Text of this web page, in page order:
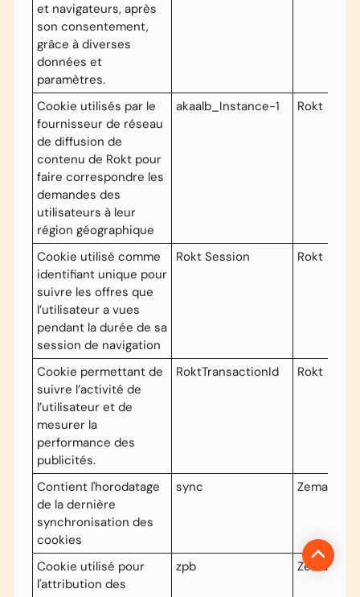
et navigateurs, après
son consentement,
grâce à diverses
données et
paramètres.
Cookie utilisés par le
fournisseur de réseau
de diffusion de
contenu de Rokt pour
faire correspondre les
demandes des
utilisateurs à leur
région géographique
akaalb_Instance-1 Rokt
Cookie utilisé comme
identifiant unique pour
suivre les offres que
l’utilisateur a vues
pendant la durée de sa
session de navigation
Rokt Session Rokt
Cookie permettant de
suivre l’activité de
l’utilisateur et de
mesurer la
performance des
publicités.
RoktTransactionId Rokt
Contient l'horodatage
de la dernière
synchronisation des
cookies
sync Zemanta
Cookie utilisé pour
l'attribution des
zpb Zemanta